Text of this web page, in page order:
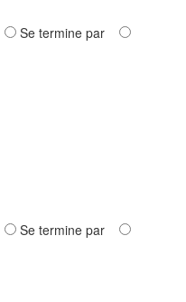
Se termine par
Se termine par